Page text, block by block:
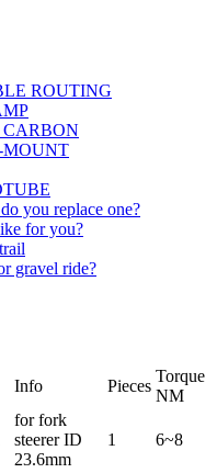
ROUTING
CARBON
MOUNT
you replace one?
for you?
gravel ride?
Info Pieces
Torque
NM
for fork
steerer ID
23.6mm
1 6~8